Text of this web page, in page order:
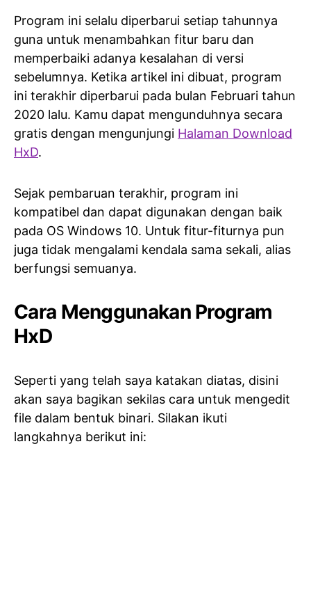
Program ini selalu diperbarui setiap tahunnya
guna untuk menambahkan fitur baru dan
memperbaiki adanya kesalahan di versi
sebelumnya. Ketika artikel ini dibuat, program
ini terakhir diperbarui pada bulan Februari tahun
2020 lalu. Kamu dapat mengunduhnya secara
gratis dengan mengunjungi Halaman Download
HxD.
Sejak pembaruan terakhir, program ini
kompatibel dan dapat digunakan dengan baik
pada OS Windows 10. Untuk fitur-fiturnya pun
juga tidak mengalami kendala sama sekali, alias
berfungsi semuanya.
Cara Menggunakan Program
HxD
Seperti yang telah saya katakan diatas, disini
akan saya bagikan sekilas cara untuk mengedit
file dalam bentuk binari. Silakan ikuti
langkahnya berikut ini: